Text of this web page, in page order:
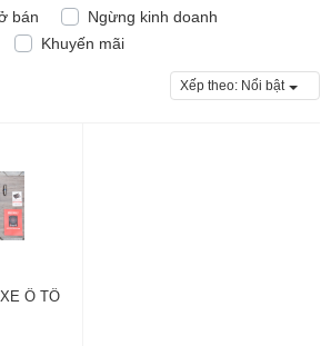
bán
Ngừng kinh doanh
Khuyến mãi
Xếp theo: Nổi bật
Ô TÔ